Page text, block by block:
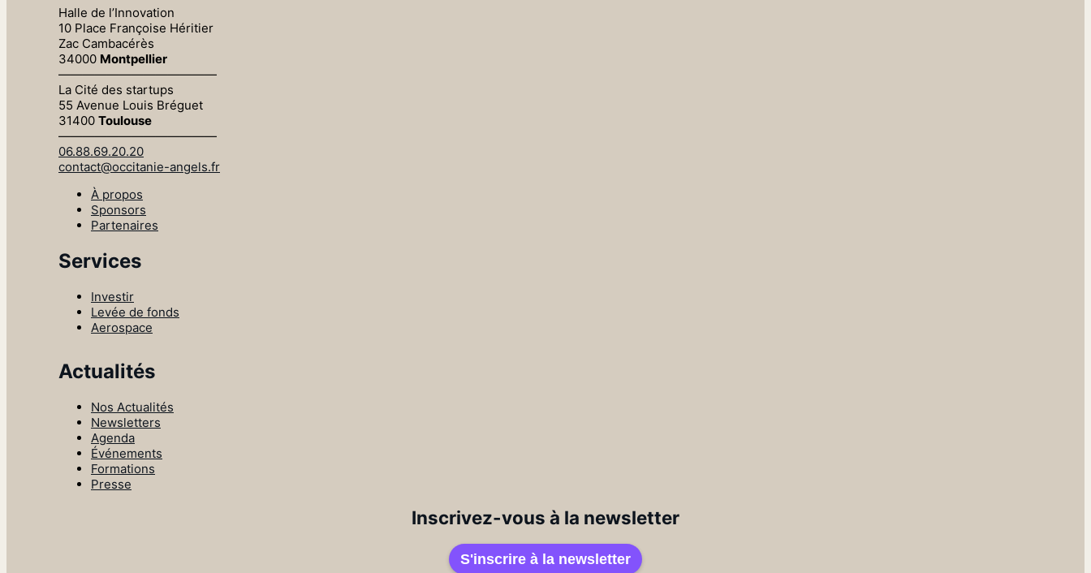
Halle de l’Innovation
10 Place Françoise Héritier
Zac Cambacérès
34000 Montpellier
—————————————
La Cité des startups
55 Avenue Louis Bréguet
31400 Toulouse
—————————————
06.88.69.20.20
contact@occitanie-angels.fr
À propos
Sponsors
Partenaires
Services
Investir
Levée de fonds
Aerospace
Actualités
Nos Actualités
Newsletters
Agenda
Événements
Formations
Presse
Inscrivez-vous à la newsletter
S'inscrire à la newsletter